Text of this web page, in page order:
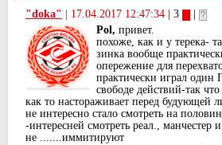
"doka" 17.04.2017 12:47:34 | 3
Pol, привет.
похоже, как и у терека-
зинка вообще
опережение для
практически играл один
свободе действий-так
как то настораживает перед будующей
не интересно стало смотреть на
-интересней смотреть реал.,
не .......иммитируют